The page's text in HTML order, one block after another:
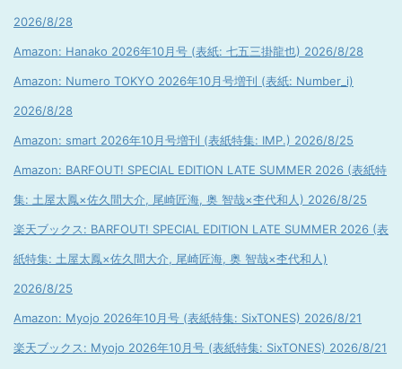
2026/8/28
Amazon: Hanako 2026年10月号 (表紙: 七五三掛龍也) 2026/8/28
Amazon: Numero TOKYO 2026年10月号増刊 (表紙: Number_i)
2026/8/28
Amazon: smart 2026年10月号増刊 (表紙特集: IMP.) 2026/8/25
Amazon: BARFOUT! SPECIAL EDITION LATE SUMMER 2026 (表紙特
集: 土屋太鳳×佐久間大介, 尾崎匠海, 奥 智哉×杢代和人) 2026/8/25
楽天ブックス: BARFOUT! SPECIAL EDITION LATE SUMMER 2026 (表
紙特集: 土屋太鳳×佐久間大介, 尾崎匠海, 奥 智哉×杢代和人)
2026/8/25
Amazon: Myojo 2026年10月号 (表紙特集: SixTONES) 2026/8/21
楽天ブックス: Myojo 2026年10月号 (表紙特集: SixTONES) 2026/8/21